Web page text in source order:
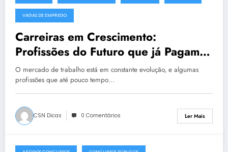
VAGAS DE EMPREGO
Carreiras em Crescimento:
Profissões do Futuro que já Pagam
Muito Bem no Brasil
O mercado de trabalho está em constante evolução, e algumas
profissões que até pouco tempo…
CSN Dicas 0 Comentários Ler Mais